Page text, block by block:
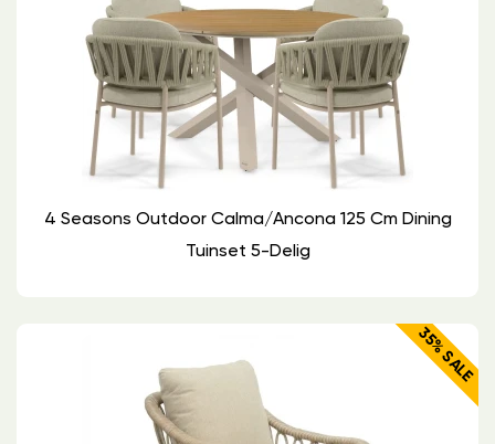
4 Seasons Outdoor Calma/Ancona 125 Cm Dining
Tuinset 5-Delig
35% SALE